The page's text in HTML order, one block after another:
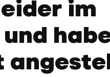
im